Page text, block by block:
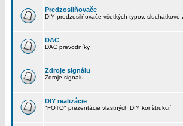
Predzosilňovače
DIY predzosilňovače všetkých typov, sluchátkové
DAC
DAC prevodníky
Zdroje signálu
Zdroje signálu
DIY realizácie
"FOTO" prezentácie vlastných DIY konštrukcií